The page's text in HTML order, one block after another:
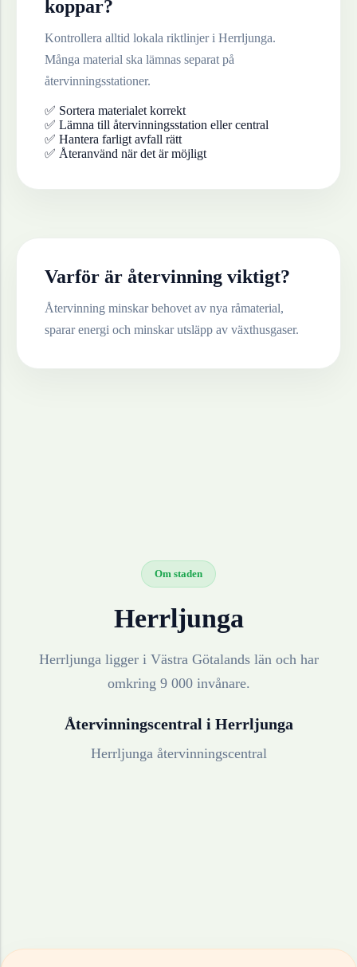
koppar?
Kontrollera alltid lokala riktlinjer i Herrljunga.
Många material ska lämnas separat på
återvinningsstationer.
✅ Sortera materialet korrekt
✅ Lämna till återvinningsstation eller central
✅ Hantera farligt avfall rätt
✅ Återanvänd när det är möjligt
Varför är återvinning viktigt?
Återvinning minskar behovet av nya råmaterial,
sparar energi och minskar utsläpp av växthusgaser.
Om staden
Herrljunga
Herrljunga ligger i Västra Götalands län och har
omkring 9 000 invånare.
Återvinningscentral i Herrljunga
Herrljunga återvinningscentral